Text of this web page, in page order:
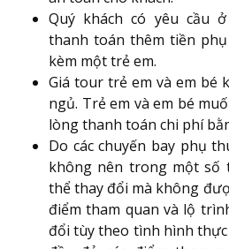
Quý khách có yêu cầu
thanh toán thêm tiền
kèm một trẻ em.
Giá tour trẻ em và em bé
ngủ. Trẻ em và em bé
lòng thanh toán chi phí
Do các chuyến bay phụ
không nên trong một số
thể thay đổi mà không
điểm tham quan và lộ
đổi tùy theo tình hình